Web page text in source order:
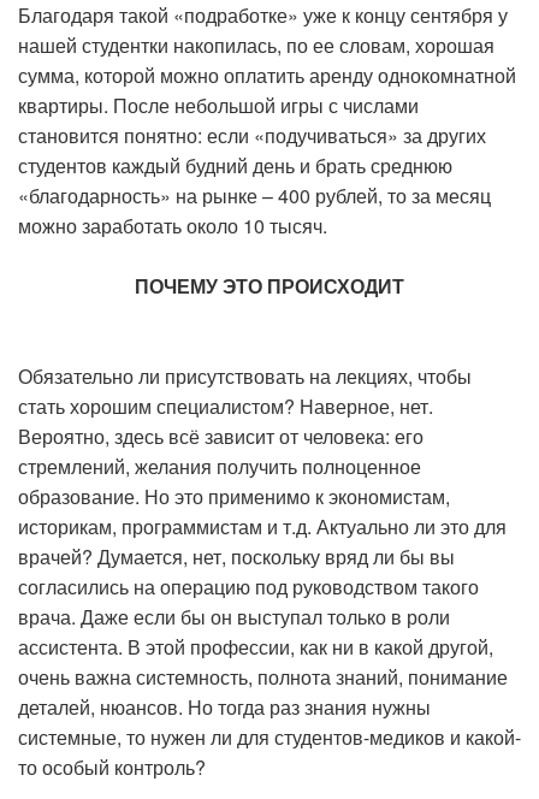
Благодаря такой «подработке» уже к концу сентября у
нашей студентки накопилась, по ее словам, хорошая
сумма, которой можно оплатить аренду однокомнатной
квартиры. После небольшой игры с числами
становится понятно: если «подучиваться» за других
студентов каждый будний день и брать среднюю
«благодарность» на рынке – 400 рублей, то за месяц
можно заработать около 10 тысяч.
ПОЧЕМУ ЭТО ПРОИСХОДИТ
Обязательно ли присутствовать на лекциях, чтобы
стать хорошим специалистом? Наверное, нет.
Вероятно, здесь всё зависит от человека: его
стремлений, желания получить полноценное
образование. Но это применимо к экономистам,
историкам, программистам и т.д. Актуально ли это для
врачей? Думается, нет, поскольку вряд ли бы вы
согласились на операцию под руководством такого
врача. Даже если бы он выступал только в роли
ассистента. В этой профессии, как ни в какой другой,
очень важна системность, полнота знаний, понимание
деталей, нюансов. Но тогда раз знания нужны
системные, то нужен ли для студентов-медиков и какой-
то особый контроль?